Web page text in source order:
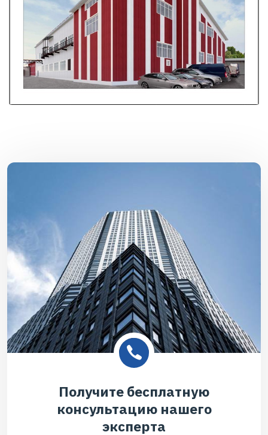
Получите бесплатную
консультацию нашего
эксперта